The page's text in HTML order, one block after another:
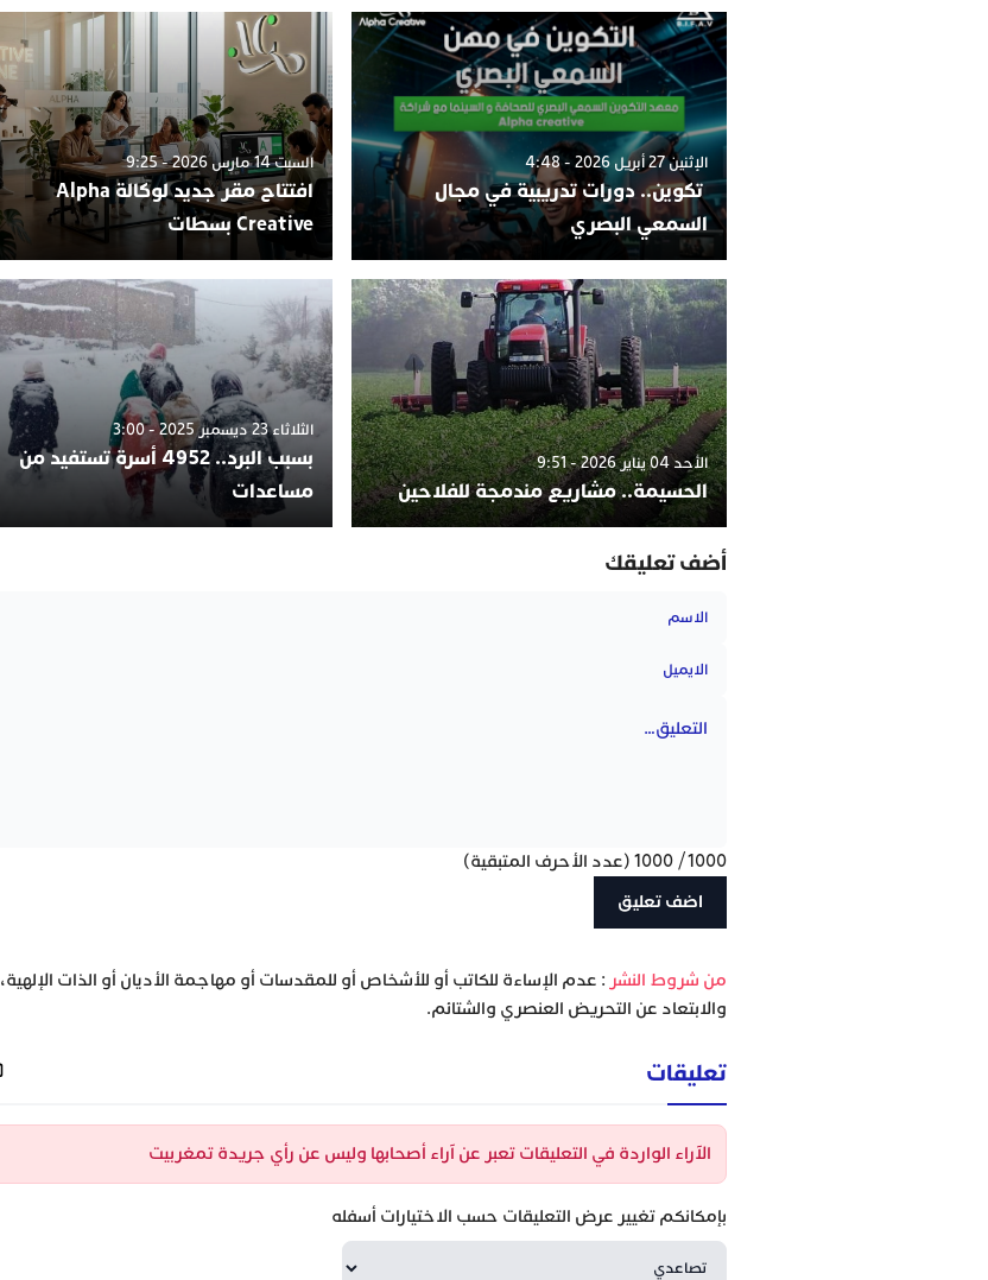
الإثنين 27 أبريل 2026 - 4:48
تكوين.. دورات تدريبية في مجال
السمعي البصري
السبت 14 مارس 2026 - 9:25
افتتاح مقر جديد لوكالة Alpha
Creative بسطات
الأحد 04 يناير 2026 - 9:51
الحسيمة.. مشاريع مندمجة للفلاحين
الثلاثاء 23 ديسمبر 2025 - 3:00
بسبب البرد.. 4952 أسرة تستفيد من
مساعدات
أضف تعليقك
1000
/
1000 (عدد الأحرف المتبقية)
‫من شروط النشر : عدم الإساءة للكاتب أو للأشخاص أو للمقدسات أو مهاجمة الأديان أو الذات الإلهية،
والابتعاد عن التحريض العنصري والشتائم.
تعليقات
الآراء الواردة في التعليقات تعبر عن آراء أصحابها وليس عن رأي جريدة تمغربيت
بإمكانكم تغيير عرض التعليقات حسب الاختيارات أسفله